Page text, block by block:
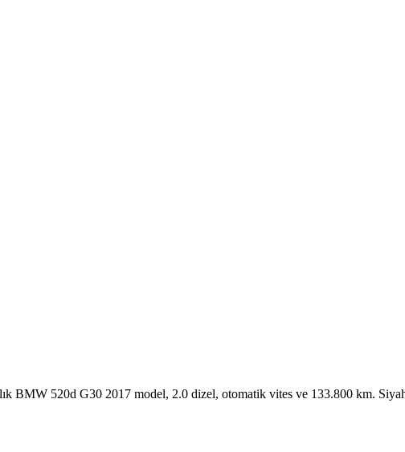
BMW 520d G30 2017 model, 2.0 dizel, otomatik vites ve 133.800 km.